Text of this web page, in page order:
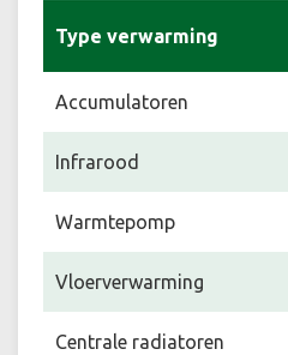
Type verwarming
Accumulatoren
Infrarood
Warmtepomp
Vloerverwarming
Centrale radiatoren